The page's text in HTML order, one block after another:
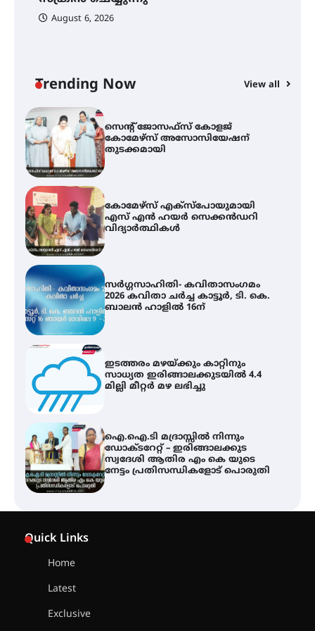
August 6, 2026
Trending Now View all
കോമേഴ്സ് എക്സ്പോയുമായി
എസ് എൻ ഹയർ സെക്കൻഡറി
വിദ്യാർത്ഥികൾ
സർഗ്ഗസാഹിതി- കവിതാസംഗമം
2026 കവിതാ ചർച്ച കാട്ടൂർ, ടി. കെ.
ബാലൻ ഹാളിൽ 16ന്
ഇടത്തരം മഴയ്ക്കും കാറ്റിനും
സാധ്യത ഇരിങ്ങാലക്കുടയിൽ 4.4
മില്ലി മീറ്റർ മഴ ലഭിച്ചു
ഐ.ഐ.ടി മദ്രാസ്സിൽ നിന്നും
ഡോക്ടറേറ്റ് – ഇരിങ്ങാലക്കുട
സ്വദേശി ആതിര എം കെ യുടെ
നേട്ടം പ്രതിസന്ധികളോട് പൊരുതി
ട്യുണീഷ്യൻ ചിത്രം ” ദി വോയിസ്
ഓഫ് ഹിന്ദ് റജബ് ” ഇരിങ്ങാലക്കുട
ഫിലിം സൊസൈറ്റി ആഗസ്റ്റ് 7
വെള്ളിയാഴ്ച സ്‌ക്രീൻ ചെയ്യുന്നു
Quick Links
Home
Latest
Exclusive